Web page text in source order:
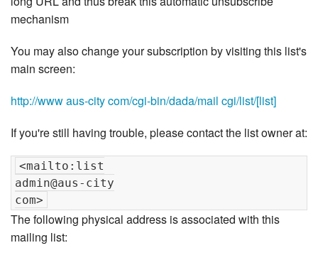
mechanism
You may also change your subscription by visiting this list's
main screen:
http://www aus-city com/cgi-bin/dada/mail cgi/list/[list]
If you're still having trouble, please contact the list owner at:
<mailto:list
admin@aus-city
The following physical address is associated with this
mailing list: